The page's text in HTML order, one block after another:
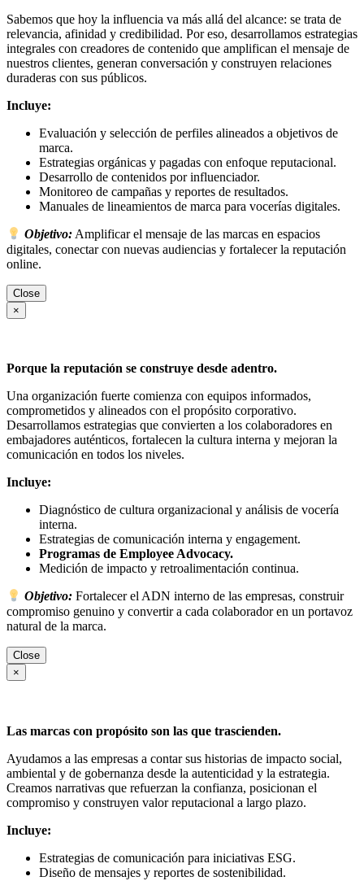
Sabemos que hoy la influencia va más allá del alcance: se trata de
relevancia, afinidad y credibilidad. Por eso, desarrollamos estrategias
integrales con creadores de contenido que amplifican el mensaje de
nuestros clientes, generan conversación y construyen relaciones
duraderas con sus públicos.
Incluye:
Evaluación y selección de perfiles alineados a objetivos de
marca.
Estrategias orgánicas y pagadas con enfoque reputacional.
Desarrollo de contenidos por influenciador.
Monitoreo de campañas y reportes de resultados.
Manuales de lineamientos de marca para vocerías digitales.
Objetivo:Amplificar el mensaje de las marcas en espacios
digitales, conectar con nuevas audiencias y fortalecer la reputación
online.
Close
×
Porque la reputación se construye desde adentro.
Una organización fuerte comienza con equipos informados,
comprometidos y alineados con el propósito corporativo.
Desarrollamos estrategias que convierten a los colaboradores en
embajadores auténticos, fortalecen la cultura interna y mejoran la
comunicación en todos los niveles.
Incluye:
Diagnóstico de cultura organizacional y análisis de vocería
interna.
Estrategias de comunicación interna y engagement.
Programas de Employee Advocacy.
Medición de impacto y retroalimentación continua.
Objetivo: Fortalecer el ADN interno de las empresas, construir
compromiso genuino y convertir a cada colaborador en un portavoz
natural de la marca.
Close
×
Las marcas con propósito son las que trascienden.
Ayudamos a las empresas a contar sus historias de impacto social,
ambiental y de gobernanza desde la autenticidad y la estrategia.
Creamos narrativas que refuerzan la confianza, posicionan el
compromiso y construyen valor reputacional a largo plazo.
Incluye:
Estrategias de comunicación para iniciativas ESG.
Diseño de mensajes y reportes de sostenibilidad.